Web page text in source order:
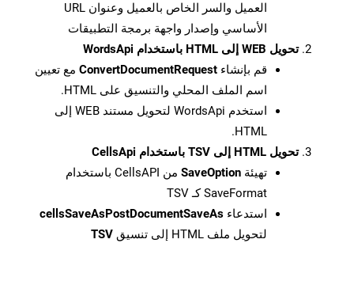
العميل والسر الخاص بالعميل وعنوان URL
الأساسي وإصدار واجهة برمجة التطبيقات
تحويل WEB إلى HTML باستخدام WordsApi
قم بإنشاء ConvertDocumentRequest مع تعيين
اسم الملف المحلي والتنسيق على HTML.
استخدم WordsApi لتحويل مستند WEB إلى
HTML.
تحويل HTML إلى TSV باستخدام CellsApi
تهيئة SaveOption
من CellsAPI باستخدام
SaveFormat كـ TSV
استدعاء cellsSaveAsPostDocumentSaveAs
لتحويل ملف HTML إلى تنسيق
TSV